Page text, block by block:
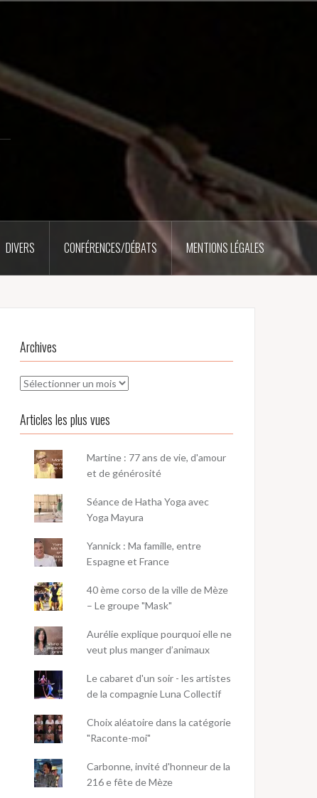
DIVERS CONFÉRENCES/DÉBATS MENTIONS LÉGALES
Archives
Archives
Articles les plus vues
Martine : 77 ans de vie, d'amour
et de générosité
Séance de Hatha Yoga avec
Yoga Mayura
Yannick : Ma famille, entre
Espagne et France
40 ème corso de la ville de Mèze
– Le groupe "Mask"
Aurélie explique pourquoi elle ne
veut plus manger d’animaux
Le cabaret d'un soir - les artistes
de la compagnie Luna Collectif
Choix aléatoire dans la catégorie
"Raconte-moi"
Carbonne, invité d'honneur de la
216 e fête de Mèze